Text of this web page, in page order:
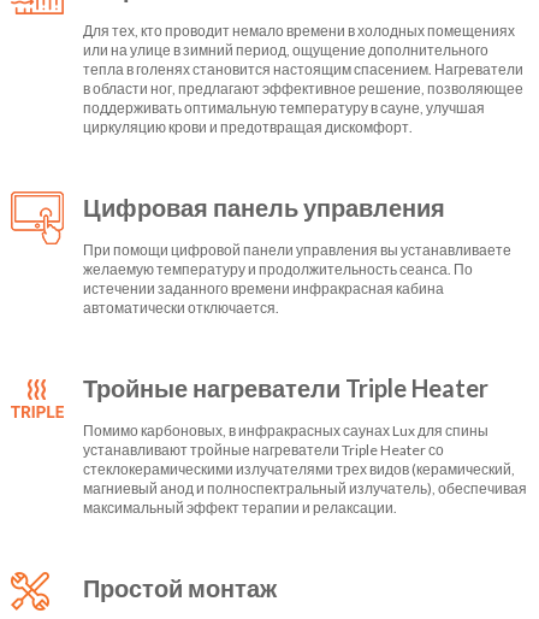
Для тех, кто проводит немало времени в холодных помещениях
или на улице в зимний период, ощущение дополнительного
тепла в голенях становится настоящим спасением. Нагреватели
в области ног, предлагают эффективное решение, позволяющее
поддерживать оптимальную температуру в сауне, улучшая
циркуляцию крови и предотвращая дискомфорт.
Цифровая панель управления
При помощи цифровой панели управления вы устанавливаете
желаемую температуру и продолжительность сеанса. По
истечении заданного времени инфракрасная кабина
автоматически отключается.
Тройные нагреватели Triple Heater
Помимо карбоновых, в инфракрасных саунах Lux для спины
устанавливают тройные нагреватели Triple Heater со
стеклокерамическими излучателями трех видов (керамический,
магниевый анод и полноспектральный излучатель), обеспечивая
максимальный эффект терапии и релаксации.
Простой монтаж